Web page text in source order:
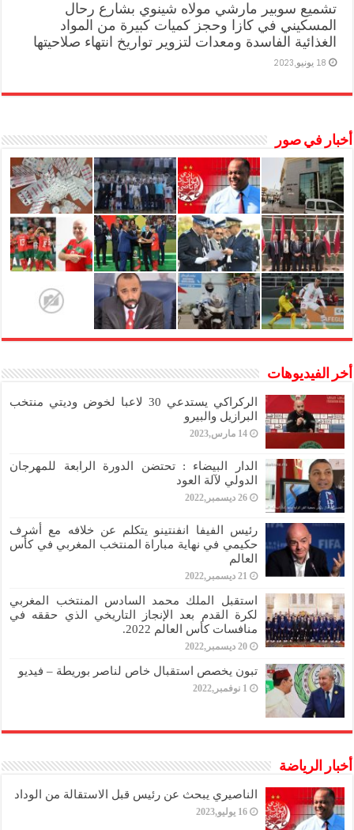
تشميع سوبير مارشي مولاه شينوي بشارع رحال
المسكيني في كازا وحجز كميات كبيرة من المواد
الغذائية الفاسدة ومعدات لتزوير تواريخ انتهاء صلاحيتها
18 يونيو,2023
أخبار في صور
أخر الفيديوهات
الركراكي يستدعي 30 لاعبا لخوض وديتي منتخب
البرازيل والبيرو
14 مارس,2023
الدار البيضاء : تحتضن الدورة الرابعة للمهرجان
الدولي لآلة العود
26 ديسمبر,2022
رئيس الفيفا انفنتينو يتكلم عن خلافه مع أشرف
حكيمي في نهاية مباراة المنتخب المغربي في كأس
العالم
21 ديسمبر,2022
استقبل الملك محمد السادس المنتخب المغربي
لكرة القدم بعد الإنجاز التاريخي الذي حققه في
منافسات كأس العالم 2022.
20 ديسمبر,2022
تبون يخصص استقبال خاص لناصر بوريطة – فيديو
1 نوفمبر,2022
أخبار الرياضة
الناصيري يبحث عن رئيس قبل الاستقالة من الوداد
16 يوليو,2023